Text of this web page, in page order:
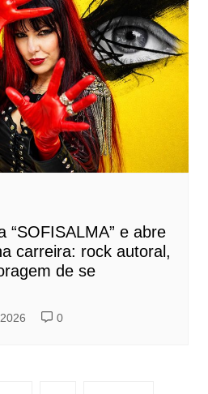
“SOFISALMA” e abre
carreira: rock autoral,
de se
0